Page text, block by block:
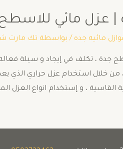
مائي للاسطح
مائيه جده / بواسطة تك مارت
، تكلف في إيجاد و سيلة فعاله
، من خلال استخدام عزل حراري
القاسية ، و إستخدام انواع